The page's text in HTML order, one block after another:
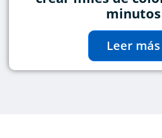
minutos
Leer más